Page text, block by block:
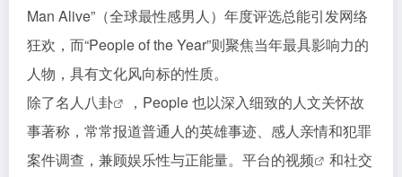
Man Alive”（全球最性感男人）年度评选总能引发网络
狂欢，而“People of the Year”则聚焦当年最具影响力的
人物，具有文化风向标的性质。
除了名人八卦
，People 也以深入细致的人文关怀故
事著称，常常报道普通人的英雄事迹、感人亲情和犯罪
案件调查，兼顾娱乐性与正能量。平台的视频
和社交